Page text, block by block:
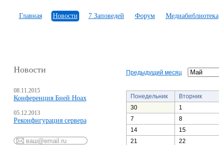
Главная Новости 7 Заповедей Форум Медиабиблиотека
Новости
08.11.2015
Конференция Бней Ноах
05.12.2013
Реконфигурация сервера
Предыдущий месяц
Понедельник
Вторник
30
1
7
8
14
15
21
22